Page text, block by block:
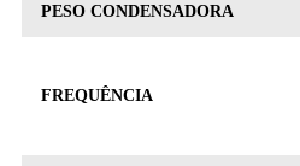
PESO CONDENSADORA
FREQUÊNCIA